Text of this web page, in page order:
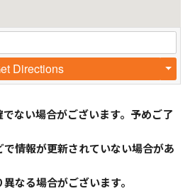
Directions
ない場合がございます。予めご了
情報が更新されていない場合があ
なる場合がございます。